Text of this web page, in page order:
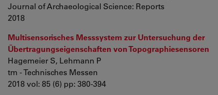
Journal of Archaeological Science: Reports
2018
Multisensorisches Messsystem zur Untersuchung der
Übertragungseigenschaften von Topographiesensoren
Hagemeier S, Lehmann P
tm - Technisches Messen
2018 vol: 85 (6) pp: 380-394